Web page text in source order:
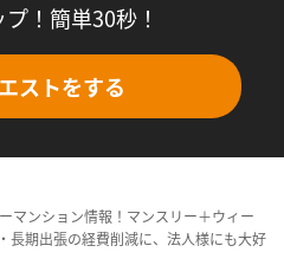
！簡単30秒！
ストをする
マンション情報！マンスリー＋ウィー
長期出張の経費削減に、法人様にも大好